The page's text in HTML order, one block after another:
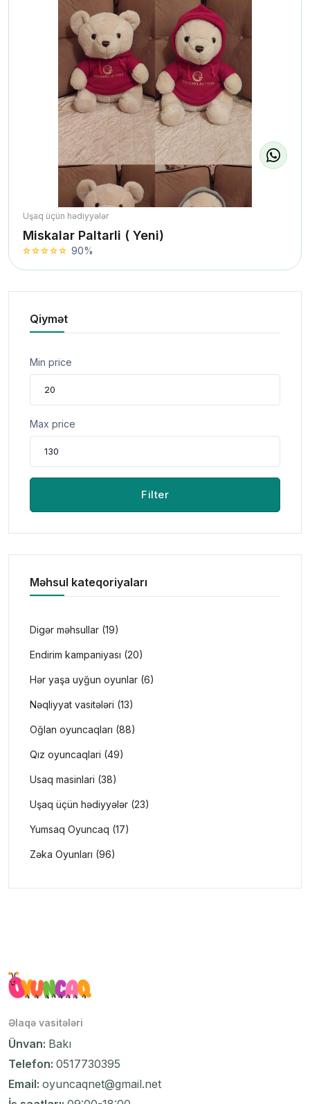
Uşaq üçün hədiyyələr
Miskalar Paltarli ( Yeni)
90%
Qiymət
Min price
Max price
Filter
Məhsul kateqoriyaları
Digər məhsullar (19)
Endirim kampaniyası (20)
Hər yaşa uyğun oyunlar (6)
Nəqliyyat vasitələri (13)
Oğlan oyuncaqları (88)
Qız oyuncaqlari (49)
Usaq masinlari (38)
Uşaq üçün hədiyyələr (23)
Yumsaq Oyuncaq (17)
Zəka Oyunları (96)
Əlaqə vasitələri
Ünvan: Bakı
Telefon: 0517730395
Email: oyuncaqnet@gmail.net